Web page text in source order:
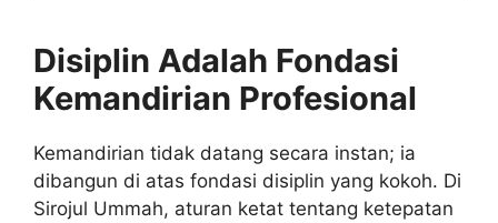
Disiplin Adalah Fondasi
Kemandirian Profesional
Kemandirian tidak datang secara instan; ia
dibangun di atas fondasi disiplin yang kokoh. Di
Sirojul Ummah, aturan ketat tentang ketepatan